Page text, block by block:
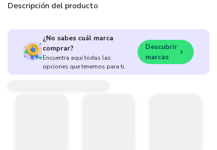
Descripción del producto
¿No sabes cuál marca
comprar?
Encuentra aquí todas las
opciones que tenemos para ti.
Descubrir
marcas